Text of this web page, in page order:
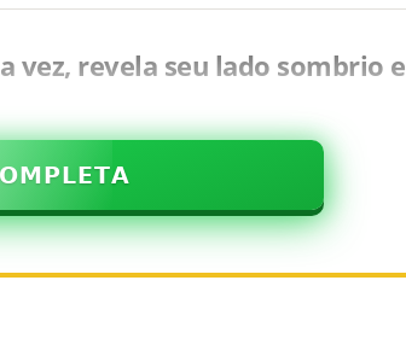
vez, revela seu lado sombrio e